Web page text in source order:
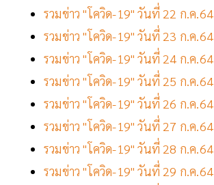
รวมข่าว "โควิด-19" วันที่ 22 ก.ค.64
รวมข่าว "โควิด-19" วันที่ 23 ก.ค.64
รวมข่าว "โควิด-19" วันที่ 24 ก.ค.64
รวมข่าว "โควิด-19" วันที่ 25 ก.ค.64
รวมข่าว "โควิด-19" วันที่ 26 ก.ค.64
รวมข่าว "โควิด-19" วันที่ 27 ก.ค.64
รวมข่าว "โควิด-19" วันที่ 28 ก.ค.64
รวมข่าว "โควิด-19" วันที่ 29 ก.ค.64